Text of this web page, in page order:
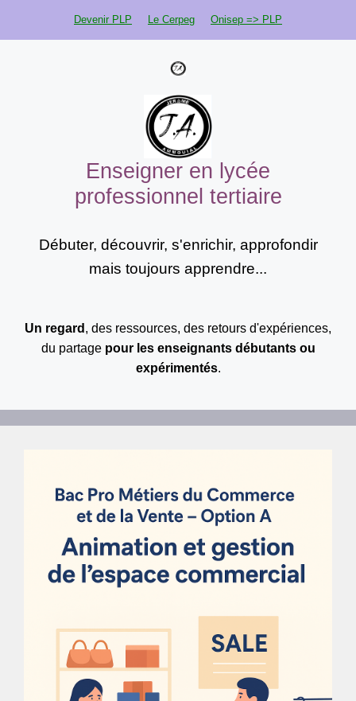
Devenir PLP Le Cerpeg Onisep => PLP
Enseigner en lycée
professionnel tertiaire
Débuter, découvrir, s'enrichir, approfondir
mais toujours apprendre...
Un regard , des ressources, des retours d'expériences,
du partage pour les enseignants débutants ou
expérimentés.